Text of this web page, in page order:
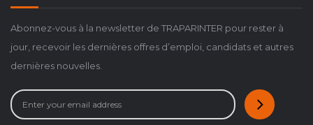
Abonnez-vous à la newsletter de TRAPARINTER pour rester à
jour, recevoir les dernières offres d’emploi, candidats et autres
dernières nouvelles.